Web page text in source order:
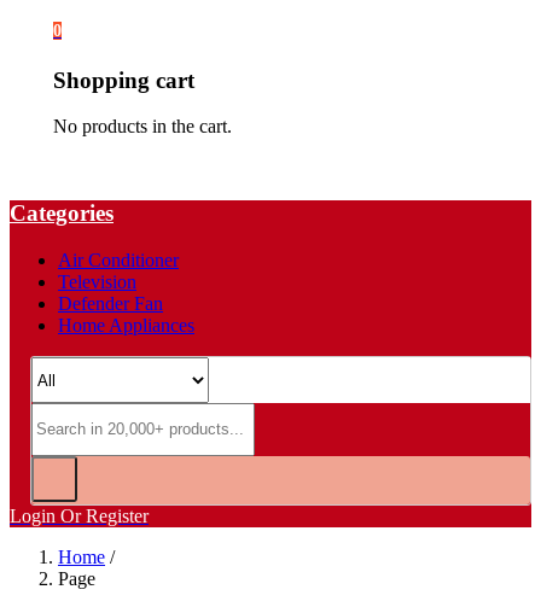
0
Shopping cart
No products in the cart.
Categories
Air Conditioner
Television
Defender Fan
Home Appliances
Login Or Register
Home /
Page